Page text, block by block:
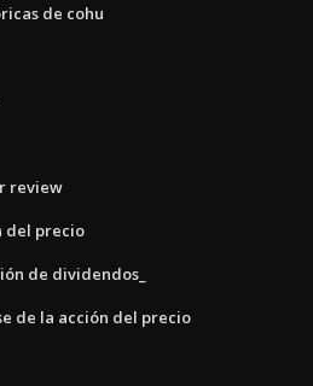
de cohu
review
del precio
de dividendos_
de la acción del precio